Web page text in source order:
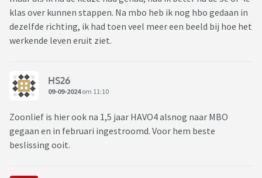
klas over kunnen stappen. Na mbo heb ik nog hbo gedaan in
dezelfde richting, ik had toen veel meer een beeld bij hoe het
werkende leven eruit ziet.
HS26
09-09-2024om 11:10
Zoonlief is hier ook na 1,5 jaar HAVO4 alsnog naar MBO
gegaan en in februari ingestroomd. Voor hem beste
beslissing ooit.